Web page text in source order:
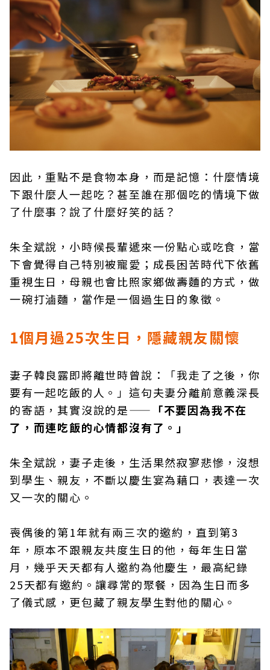
因此，重點不是食物本身，而是記憶：什麼情境
下跟什麼人一起吃？甚至誰在那個吃的情境下做
了什麼事？說了什麼好笑的話？
朱全斌說，小時候長輩遞來一份點心或吃食，當
下會覺得自己特別被寵愛；成長困苦時代下依舊
重視生日，母親也會比照家鄉做壽麵的方式，做
一碗打滷麵，當作是一個過生日的象徵。
1個月過25次生日 ，隱藏親友關懷
妻子韓良露即將離世時曾說：「我走了之後，你
要有一起吃飯的人。」這句夫妻分離前意義深長
的寄語，其實沒說的是—— 「不要因為我不在
了，而連吃飯的心情都沒有了。」
朱全斌說，妻子走後，生活果然寂寥悲慘，沒想
到學生、親友，不斷以慶生宴為藉口，表達一次
又一次的關心。
喪偶後的第1年就有兩三次的邀約，直到第3
年，原本不跟親友共度生日的他，每年生日當
月，幾乎天天都有人邀約為他慶生，最高紀錄
25天都有邀約。讓尋常的聚餐，因為生日而多
了儀式感，更包藏了親友學生對他的關心。